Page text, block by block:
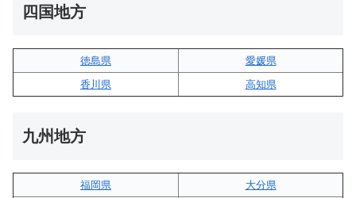
四国地方
徳島県
愛媛県
香川県
高知県
九州地方
福岡県 大分県